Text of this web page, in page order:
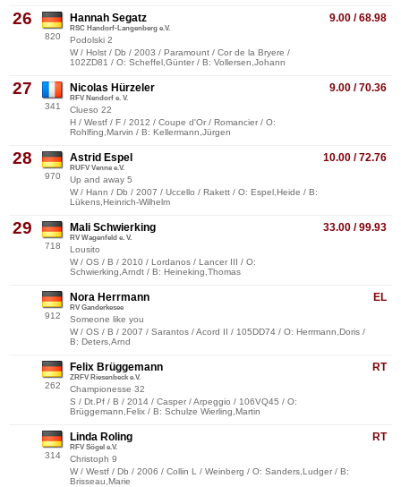
26
820
9.00 / 68.98
Hannah Segatz
RSC Handorf-Langenberg e.V.
Podolski 2
W / Holst / Db / 2003 / Paramount / Cor de la Bryere /
102ZD81 / O: Scheffel,Günter / B: Vollersen,Johann
27
341
9.00 / 70.36
Nicolas Hürzeler
RFV Nendorf e. V.
Clueso 22
H / Westf / F / 2012 / Coupe d'Or / Romancier / O:
Rohlfing,Marvin / B: Kellermann,Jürgen
28
970
10.00 / 72.76
Astrid Espel
RUFV Venne e.V.
Up and away 5
W / Hann / Db / 2007 / Uccello / Rakett / O: Espel,Heide / B:
Lükens,Heinrich-Wilhelm
29
718
33.00 / 99.93
Mali Schwierking
RV Wagenfeld e. V.
Lousito
W / OS / B / 2010 / Lordanos / Lancer III / O:
Schwierking,Arndt / B: Heineking,Thomas
912
EL
Nora Herrmann
RV Ganderkesee
Someone like you
W / OS / B / 2007 / Sarantos / Acord II / 105DD74 / O: Herrmann,Doris /
B: Deters,Arnd
262
RT
Felix Brüggemann
ZRFV Riesenbeck e.V.
Championesse 32
S / Dt.Pf / B / 2014 / Casper / Arpeggio / 106VQ45 / O:
Brüggemann,Felix / B: Schulze Wierling,Martin
314
RT
Linda Roling
RFV Sögel e.V.
Christoph 9
W / Westf / Db / 2006 / Collin L / Weinberg / O: Sanders,Ludger / B:
Brisseau,Marie